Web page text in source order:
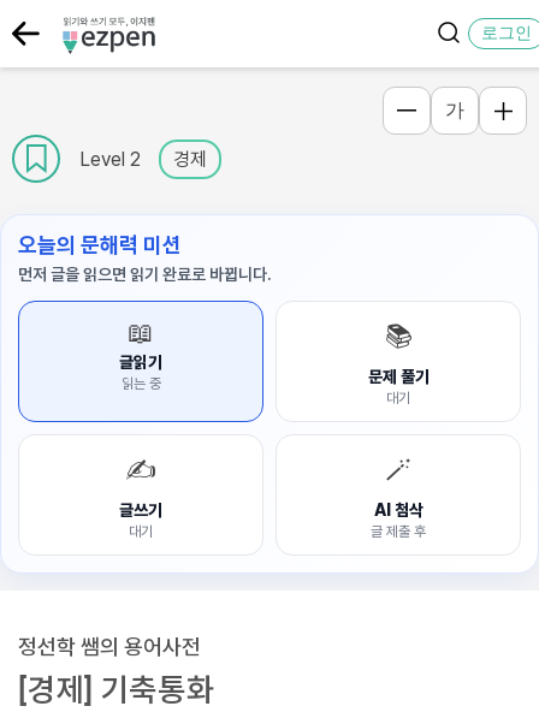
로그인
Level 2 경제
가
오늘의 문해력 미션
먼저 글을 읽으면 읽기 완료로 바뀝니다.
📖
글읽기
읽는 중
📚
문제 풀기
대기
✍️
글쓰기
대기
🪄
AI 첨삭
글 제출 후
정선학 쌤의 용어사전
[경제] 기축통화